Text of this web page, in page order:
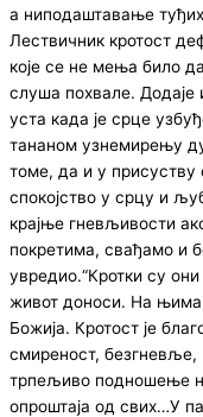
а ниподаштавање
Лествичник кротост
које се не мења било
слуша похвале. Додаје
уста када је срце
тананом узнемирењу
томе, да и у присуству
спокојство у срцу и
крајње гневљивости
покретима, свађамо и
увредио.“Кротки су
живот доноси. На њима
Божија. Кротост је
смиреност, безгневље,
трпељиво подношење
опроштаја од свих…У